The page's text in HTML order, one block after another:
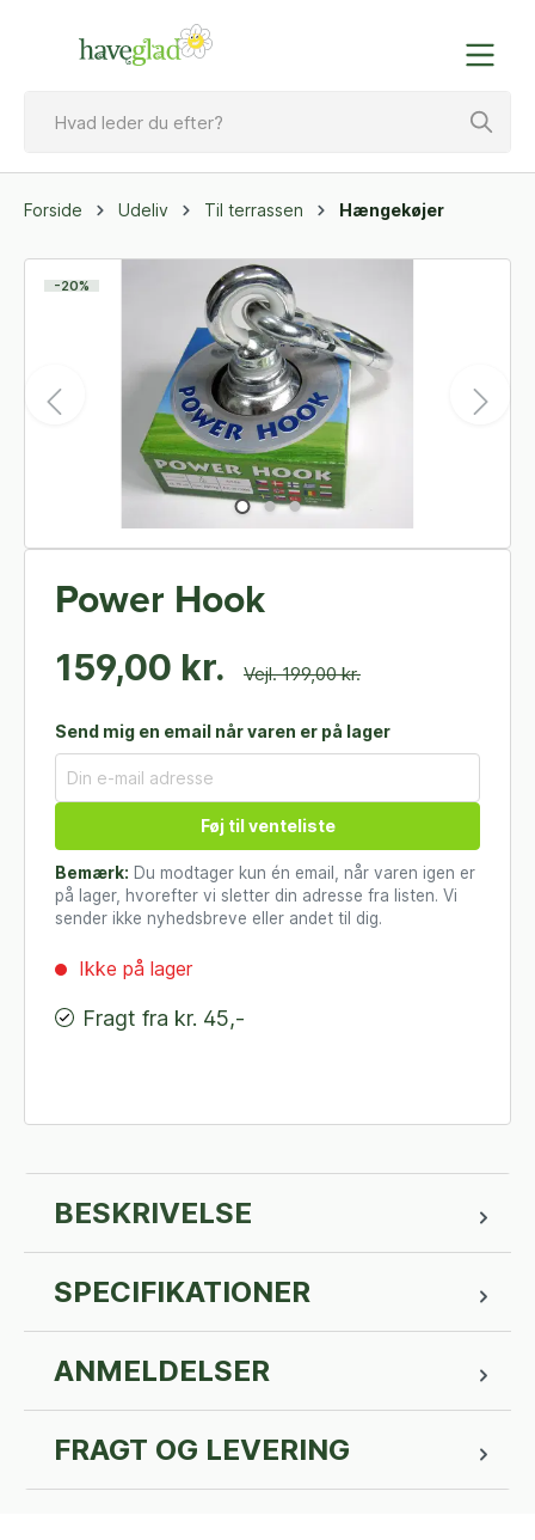
Forside Udeliv Til terrassen Hængekøjer
-20%
Power Hook
159,00 kr. Vejl. 199,00 kr.
Send mig en email når varen er på lager
Føj til venteliste
Bemærk: Du modtager kun én email, når varen igen er
på lager, hvorefter vi sletter din adresse fra listen. Vi
sender ikke nyhedsbreve eller andet til dig.
Ikke på lager
Fragt fra kr. 45,-
BESKRIVELSE
SPECIFIKATIONER
ANMELDELSER
FRAGT OG LEVERING